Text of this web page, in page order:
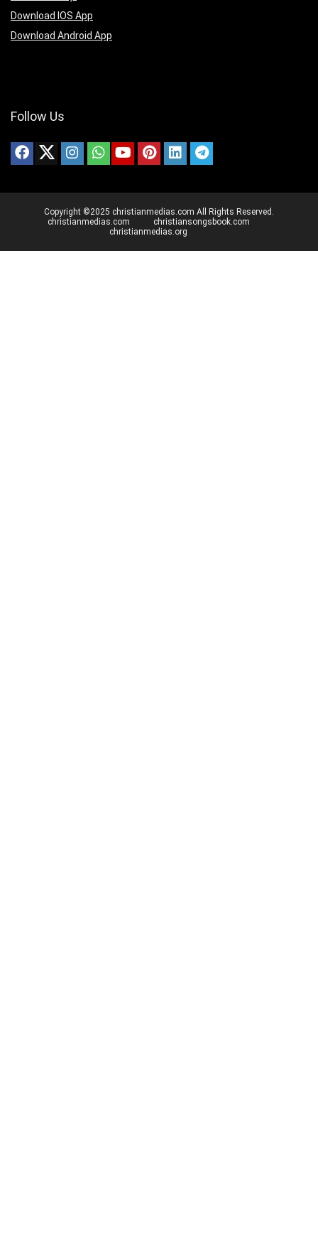
Download IOS App
Download Android App
Follow Us
Copyright ©2025 christianmedias.com All Rights Reserved.
christianmedias.com
christiansongsbook.com
christianmedias.org